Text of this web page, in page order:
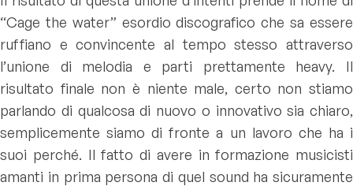
“Cage the water” esordio discografico che sa essere
ruffiano e convincente al tempo stesso attraverso
l’unione di melodia e parti prettamente heavy. Il
risultato finale non è niente male, certo non stiamo
parlando di qualcosa di nuovo o innovativo sia chiaro,
semplicemente siamo di fronte a un lavoro che ha i
suoi perché. Il fatto di avere in formazione musicisti
amanti in prima persona di quel sound ha sicuramente